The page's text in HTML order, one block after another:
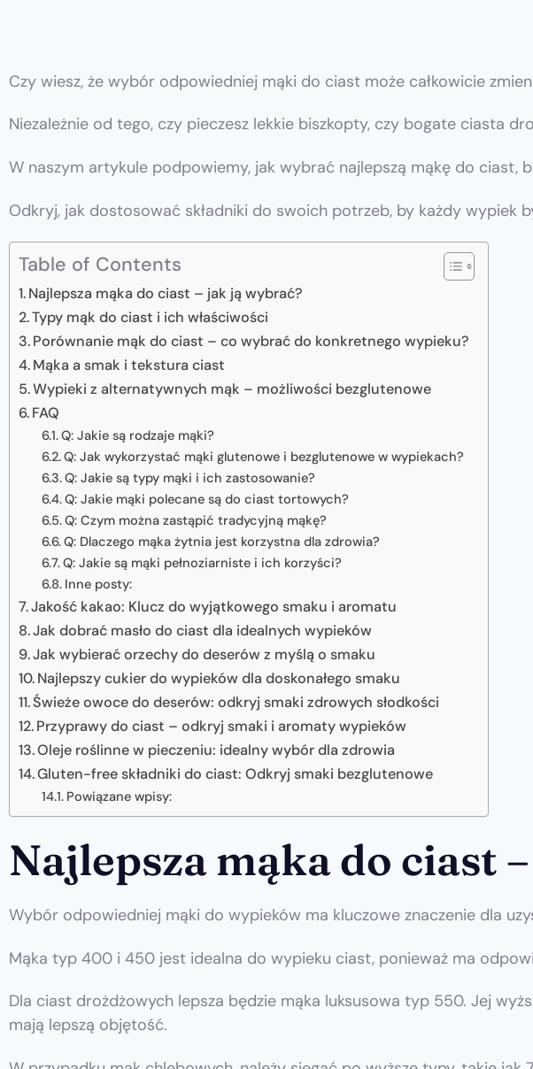
Czy wiesz, że wybór odpowiedniej mąki do ciast może całkowicie
Niezależnie od tego, czy pieczesz lekkie biszkopty, czy bogate ciasta
W naszym artykule podpowiemy, jak wybrać najlepszą mąkę do ciast,
Odkryj, jak dostosować składniki do swoich potrzeb, by każdy wypiek
Table of Contents
Najlepsza mąka do ciast – jak ją wybrać?
Typy mąk do ciast i ich właściwości
Porównanie mąk do ciast – co wybrać do konkretnego wypieku?
Mąka a smak i tekstura ciast
Wypieki z alternatywnych mąk – możliwości bezglutenowe
FAQ
Q: Jakie są rodzaje mąki?
Q: Jak wykorzystać mąki glutenowe i bezglutenowe w wypiekach?
Q: Jakie są typy mąki i ich zastosowanie?
Q: Jakie mąki polecane są do ciast tortowych?
Q: Czym można zastąpić tradycyjną mąkę?
Q: Dlaczego mąka żytnia jest korzystna dla zdrowia?
Q: Jakie są mąki pełnoziarniste i ich korzyści?
Inne posty:
Jakość kakao: Klucz do wyjątkowego smaku i aromatu
Jak dobrać masło do ciast dla idealnych wypieków
Jak wybierać orzechy do deserów z myślą o smaku
Najlepszy cukier do wypieków dla doskonałego smaku
Świeże owoce do deserów: odkryj smaki zdrowych słodkości
Przyprawy do ciast – odkryj smaki i aromaty wypieków
Oleje roślinne w pieczeniu: idealny wybór dla zdrowia
Gluten-free składniki do ciast: Odkryj smaki bezglutenowe
Powiązane wpisy:
Najlepsza mąka do ciast
Wybór odpowiedniej mąki do wypieków ma kluczowe znaczenie dla
Mąka typ 400 i 450 jest idealna do wypieku ciast, ponieważ ma
Dla ciast drożdżowych lepsza będzie mąka luksusowa typ 550. Jej
mają lepszą objętość.